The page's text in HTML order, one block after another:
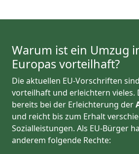
Warum ist ein Umzug
Europas vorteilhaft?
Die aktuellen EU-Vorschriften
vorteilhaft und erleichtern vieles.
bereits bei der Erleichterung der
und reicht bis zum Erhalt
Sozialleistungen. Als EU-Bürger
anderem folgende Rechte: